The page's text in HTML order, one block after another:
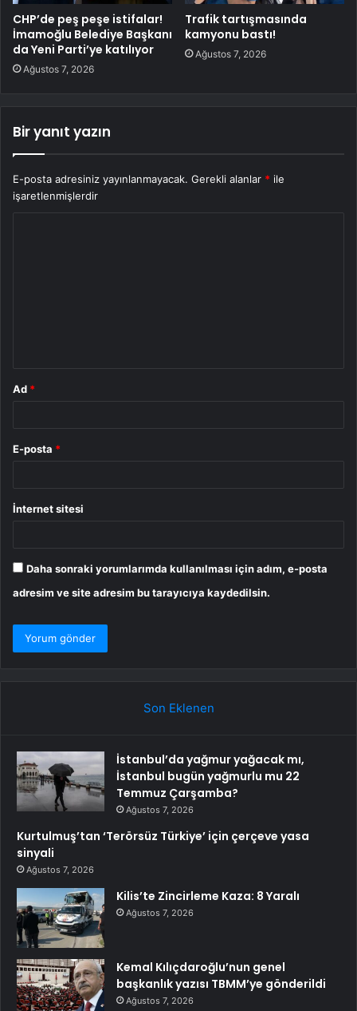
CHP’de peş peşe istifalar!
İmamoğlu Belediye Başkanı
da Yeni Parti’ye katılıyor
Ağustos 7, 2026
Trafik tartışmasında
kamyonu bastı!
Ağustos 7, 2026
Bir yanıt yazın
E-posta adresiniz yayınlanmayacak. Gerekli alanlar * ile
işaretlenmişlerdir
Ad *
E-posta *
İnternet sitesi
Daha sonraki yorumlarımda kullanılması için adım, e-posta
adresim ve site adresim bu tarayıcıya kaydedilsin.
Son Eklenen
İstanbul’da yağmur yağacak mı,
İstanbul bugün yağmurlu mu 22
Temmuz Çarşamba?
Ağustos 7, 2026
Kurtulmuş’tan ‘Terörsüz Türkiye’ için çerçeve yasa
sinyali
Ağustos 7, 2026
Kilis’te Zincirleme Kaza: 8 Yaralı
Ağustos 7, 2026
Kemal Kılıçdaroğlu’nun genel
başkanlık yazısı TBMM’ye gönderildi
Ağustos 7, 2026